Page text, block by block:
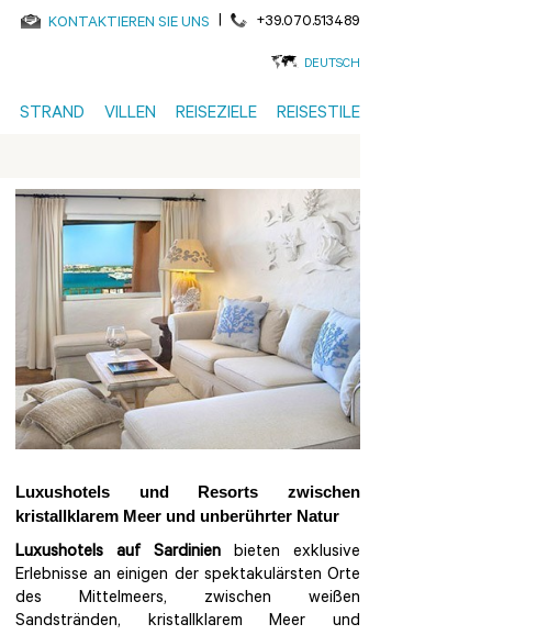
KONTAKTIEREN SIE UNS | +39.070.513489
DEUTSCH
STRAND VILLEN REISEZIELE REISESTILE
Luxushotels und Resorts zwischen
kristallklarem Meer und unberührter Natur
Luxushotels auf Sardinien bieten exklusive
Erlebnisse an einigen der spektakulärsten Orte
des Mittelmeers, zwischen weißen
Sandstränden, kristallklarem Meer und